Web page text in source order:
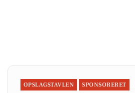
OPSLAGSTAVLEN SPONSORERET